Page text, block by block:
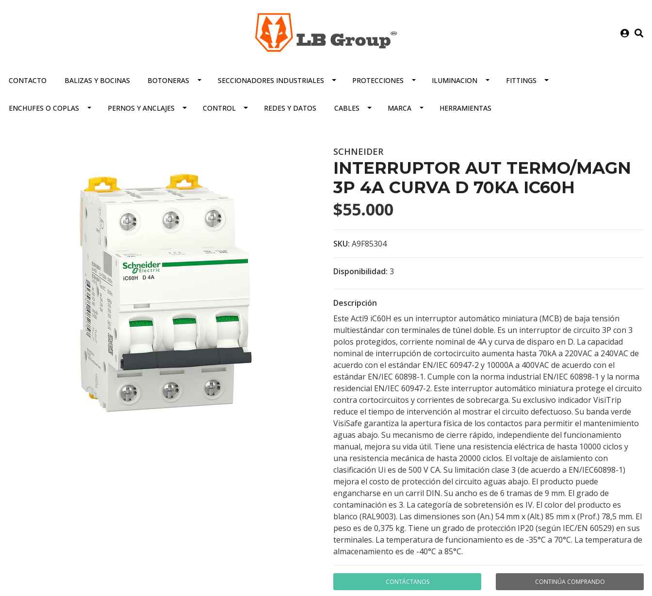
CONTACTO BALIZAS Y BOCINAS BOTONERAS SECCIONADORES INDUSTRIALES PROTECCIONES ILUMINACION FITTINGS
ENCHUFES O COPLAS PERNOS Y ANCLAJES CONTROL REDES Y DATOS CABLES MARCA HERRAMIENTAS
SCHNEIDER
INTERRUPTOR AUT TERMO/MAGN
3P 4A CURVA D 70KA IC60H
$55.000
SKU: A9F85304
Disponibilidad: 3
Descripción
Este Acti9 iC60H es un interruptor automático miniatura (MCB) de baja tensión
multiestándar con terminales de túnel doble. Es un interruptor de circuito 3P con 3
polos protegidos, corriente nominal de 4A y curva de disparo en D. La capacidad
nominal de interrupción de cortocircuito aumenta hasta 70kA a 220VAC a 240VAC de
acuerdo con el estándar EN/IEC 60947-2 y 10000A a 400VAC de acuerdo con el
estándar EN/IEC 60898-1. Cumple con la norma industrial EN/IEC 60898-1 y la norma
residencial EN/IEC 60947-2. Este interruptor automático miniatura protege el circuito
contra cortocircuitos y corrientes de sobrecarga. Su exclusivo indicador VisiTrip
reduce el tiempo de intervención al mostrar el circuito defectuoso. Su banda verde
VisiSafe garantiza la apertura física de los contactos para permitir el mantenimiento
aguas abajo. Su mecanismo de cierre rápido, independiente del funcionamiento
manual, mejora su vida útil. Tiene una resistencia eléctrica de hasta 10000 ciclos y
una resistencia mecánica de hasta 20000 ciclos. El voltaje de aislamiento con
clasificación Ui es de 500 V CA. Su limitación clase 3 (de acuerdo a EN/IEC60898-1)
mejora el costo de protección del circuito aguas abajo. El producto puede
engancharse en un carril DIN. Su ancho es de 6 tramas de 9 mm. El grado de
contaminación es 3. La categoría de sobretensión es IV. El color del producto es
blanco (RAL9003). Las dimensiones son (An.) 54 mm x (Alt.) 85 mm x (Prof.) 78,5 mm. El
peso es de 0,375 kg. Tiene un grado de protección IP20 (según IEC/EN 60529) en sus
terminales. La temperatura de funcionamiento es de -35°C a 70°C. La temperatura de
almacenamiento es de -40°C a 85°C.
CONTÁCTANOS CONTINÚA COMPRANDO